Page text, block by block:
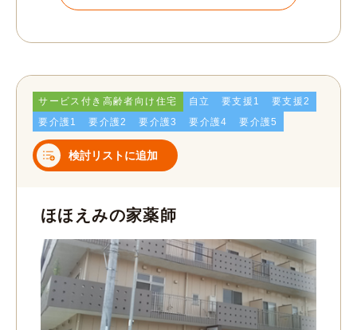
サービス付き高齢者向け住宅 自立 要支援1
要支援2
要介護1
要介護2 要介護3 要介護4 要介護5
検討リストに追加
ほほえみの家薬師